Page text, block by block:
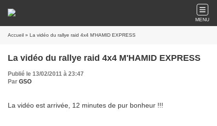
MENU
Accueil » La vidéo du rallye raid 4x4 M'HAMID EXPRESS
La vidéo du rallye raid 4x4 M'HAMID EXPRESS
Publié le 13/02/2011 à 23:47
Par GSO
La vidéo est arrivée, 12 minutes de pur bonheur !!!